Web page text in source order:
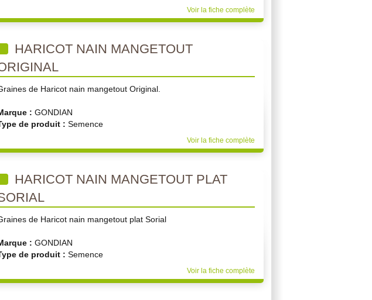
Voir la fiche complète
HARICOT NAIN MANGETOUT
de Haricot nain mangetout Original.
: GONDIAN
de produit : Semence
Voir la fiche complète
HARICOT NAIN MANGETOUT PLAT
de Haricot nain mangetout plat Sorial
: GONDIAN
de produit : Semence
Voir la fiche complète